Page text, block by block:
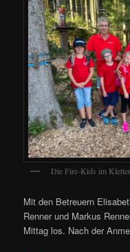
Die Fire-Kids im
Mit den Betreuern
Renner und Markus
Mittag los. Nach der